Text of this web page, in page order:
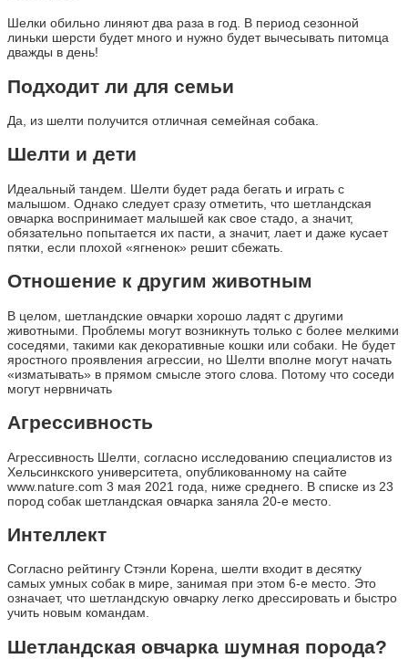
Шелки обильно линяют два раза в год. В период сезонной
линьки шерсти будет много и нужно будет вычесывать питомца
дважды в день!
Подходит ли для семьи
Да, из шелти получится отличная семейная собака.
Шелти и дети
Идеальный тандем. Шелти будет рада бегать и играть с
малышом. Однако следует сразу отметить, что шетландская
овчарка воспринимает малышей как свое стадо, а значит,
обязательно попытается их пасти, а значит, лает и даже кусает
пятки, если плохой «ягненок» решит сбежать.
Отношение к другим животным
В целом, шетландские овчарки хорошо ладят с другими
животными. Проблемы могут возникнуть только с более мелкими
соседями, такими как декоративные кошки или собаки. Не будет
яростного проявления агрессии, но Шелти вполне могут начать
«изматывать» в прямом смысле этого слова. Потому что соседи
могут нервничать
Агрессивность
Агрессивность Шелти, согласно исследованию специалистов из
Хельсинкского университета, опубликованному на сайте
www.nature.com 3 мая 2021 года, ниже среднего. В списке из 23
пород собак шетландская овчарка заняла 20-е место.
Интеллект
Согласно рейтингу Стэнли Корена, шелти входит в десятку
самых умных собак в мире, занимая при этом 6-е место. Это
означает, что шетландскую овчарку легко дрессировать и быстро
учить новым командам.
Шетландская овчарка шумная порода?